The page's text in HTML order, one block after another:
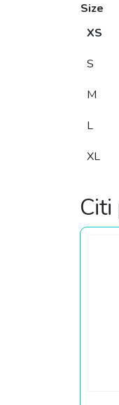
Size
XS
S
M
L
XL
Citi